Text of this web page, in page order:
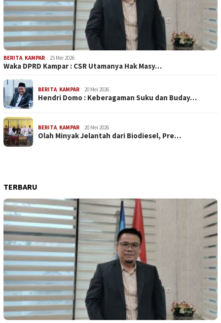
BERITA, KAMPAR 25 Mei 2026
Waka DPRD Kampar : CSR Utamanya Hak Masy…
BERITA, KAMPAR 20 Mei 2026
Hendri Domo : Keberagaman Suku dan Buday…
BERITA, KAMPAR 20 Mei 2026
Olah Minyak Jelantah dari Biodiesel, Pre…
TERBARU